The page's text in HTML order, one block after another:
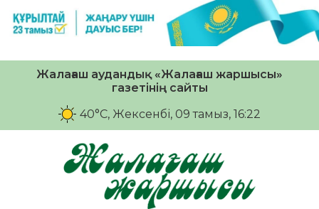
Жалағаш аудандық «Жалағаш жаршысы»
газетінің сайты
40°C, Жексенбі, 09 тамыз, 16:22